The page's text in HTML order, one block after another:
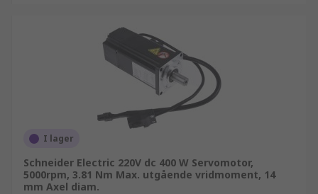
I lager
Schneider Electric 220V dc 400 W Servomotor,
5000rpm, 3.81 Nm Max. utgående vridmoment, 14
mm Axel diam.